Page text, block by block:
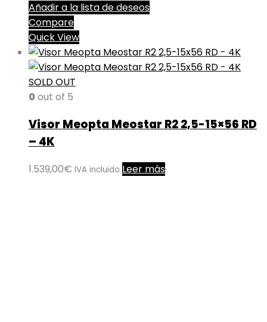
Añadir a la lista de deseos
Compare
Quick View
SOLD OUT
0 out of 5
Visor Meopta Meostar R2 2,5-15×56 RD
– 4K
1.539,00€ IVA incluido Leer más